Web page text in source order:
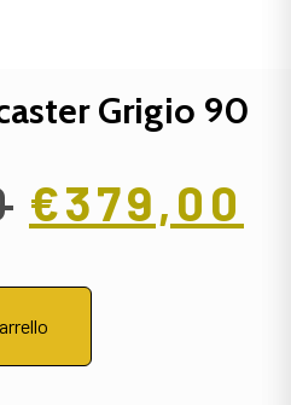
Grigio 90
€379,00